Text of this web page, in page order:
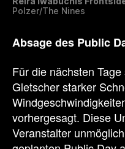
Polzer/The Nines
Absage des Public
Für die nächsten
Gletscher starker
vorhergesagt. Diese
Veranstalter